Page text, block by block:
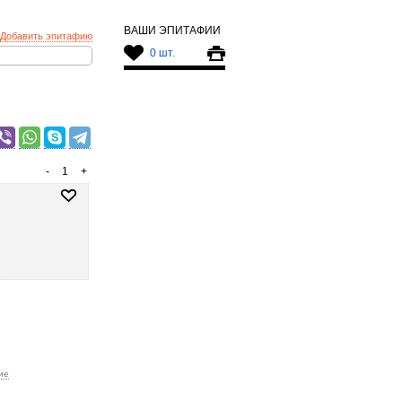
ВАШИ ЭПИТАФИИ
0 шт.
Добавить эпитафию
+
1
-